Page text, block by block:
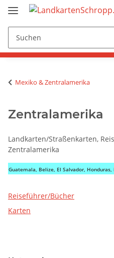
Mexiko & Zentralamerika
Zentralamerika
Landkarten/Straßenkarten,
Zentralamerika
Guatemala, Belize, El Salvador, Honduras,
Reiseführer/Bücher
Karten